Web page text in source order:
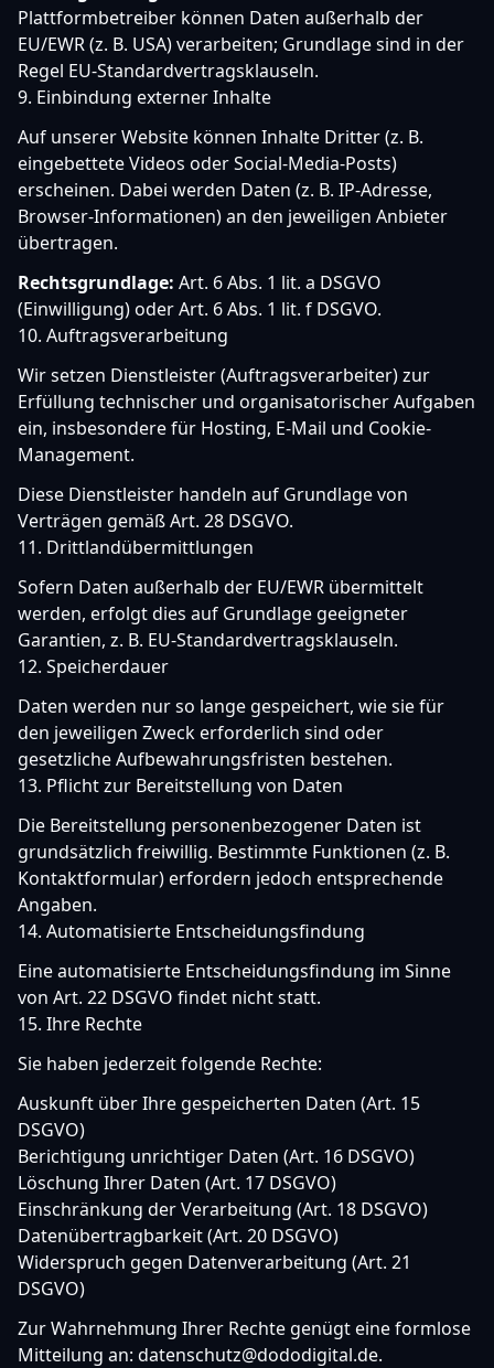
Plattformbetreiber können Daten außerhalb der
EU/EWR (z. B. USA) verarbeiten; Grundlage sind in der
Regel EU-Standardvertragsklauseln.
9. Einbindung externer Inhalte
Auf unserer Website können Inhalte Dritter (z. B.
eingebettete Videos oder Social-Media-Posts)
erscheinen. Dabei werden Daten (z. B. IP-Adresse,
Browser-Informationen) an den jeweiligen Anbieter
übertragen.
Rechtsgrundlage: Art. 6 Abs. 1 lit. a DSGVO
(Einwilligung) oder Art. 6 Abs. 1 lit. f DSGVO.
10. Auftragsverarbeitung
Wir setzen Dienstleister (Auftragsverarbeiter) zur
Erfüllung technischer und organisatorischer Aufgaben
ein, insbesondere für Hosting, E-Mail und Cookie-
Management.
Diese Dienstleister handeln auf Grundlage von
Verträgen gemäß Art. 28 DSGVO.
11. Drittlandübermittlungen
Sofern Daten außerhalb der EU/EWR übermittelt
werden, erfolgt dies auf Grundlage geeigneter
Garantien, z. B. EU-Standardvertragsklauseln.
12. Speicherdauer
Daten werden nur so lange gespeichert, wie sie für
den jeweiligen Zweck erforderlich sind oder
gesetzliche Aufbewahrungsfristen bestehen.
13. Pflicht zur Bereitstellung von Daten
Die Bereitstellung personenbezogener Daten ist
grundsätzlich freiwillig. Bestimmte Funktionen (z. B.
Kontaktformular) erfordern jedoch entsprechende
Angaben.
14. Automatisierte Entscheidungsfindung
Eine automatisierte Entscheidungsfindung im Sinne
von Art. 22 DSGVO findet nicht statt.
15. Ihre Rechte
Sie haben jederzeit folgende Rechte:
Auskunft über Ihre gespeicherten Daten (Art. 15
DSGVO)
Berichtigung unrichtiger Daten (Art. 16 DSGVO)
Löschung Ihrer Daten (Art. 17 DSGVO)
Einschränkung der Verarbeitung (Art. 18 DSGVO)
Datenübertragbarkeit (Art. 20 DSGVO)
Widerspruch gegen Datenverarbeitung (Art. 21
DSGVO)
Zur Wahrnehmung Ihrer Rechte genügt eine formlose
Mitteilung an: datenschutz@dododigital.de.